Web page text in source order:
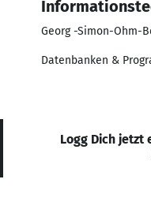
Georg -Simon-Ohm-
Datenbanken &
Logg Dich jetzt